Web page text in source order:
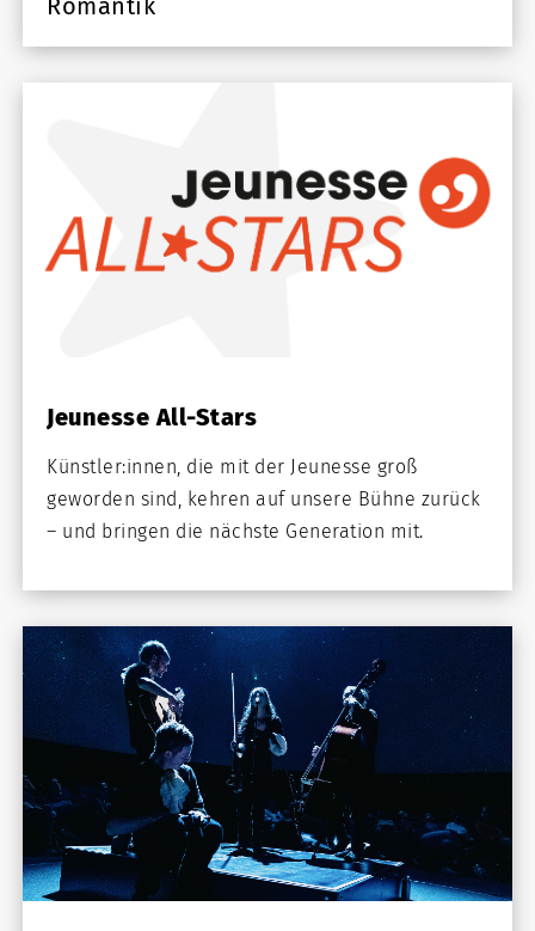
Romantik
Jeunesse All-Stars
Künstler:innen, die mit der Jeunesse groß
geworden sind, kehren auf unsere Bühne zurück
– und bringen die nächste Generation mit.